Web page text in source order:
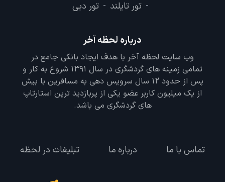
- تور تایلند - تور دبی
درباره لحظه آخر
وب سایت لحظه آخر با هدف ایجاد بانکی جامع در
تمامی زمینه های گردشگری در سال 1391 شروع به کار و
پس از حدود 12 سال سرویس دهی به مسافرین با بیش
از یک میلیون کاربر عضو یکی از پربازدید ترین استارتاپ
های گردشگری می باشد.
تماس با ما درباره ما تبلیغات در لحظه